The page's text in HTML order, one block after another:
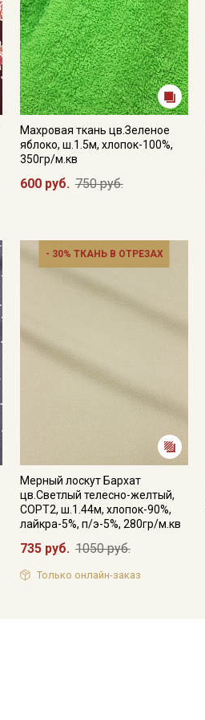
Махровая ткань цв.Зеленое
яблоко, ш.1.5м, хлопок-100%,
350гр/м.кв
600 руб. 750 руб.
- 30% ТКАНЬ В ОТРЕЗАХ
Мерный лоскут Бархат
цв.Светлый телесно-желтый,
СОРТ2, ш.1.44м, хлопок-90%,
лайкра-5%, п/э-5%, 280гр/м.кв
735 руб. 1050 руб.
Только онлайн-заказ